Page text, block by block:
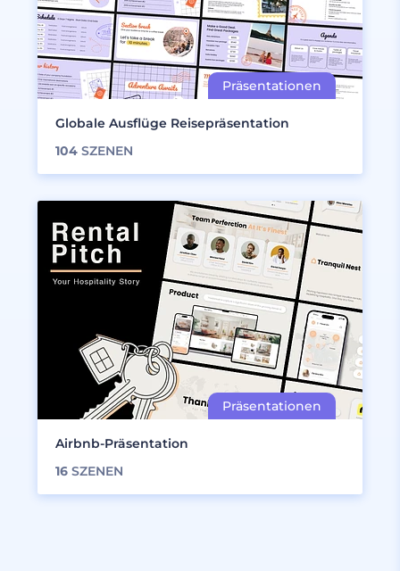
Globale Ausflüge Reisepräsentation
104 SZENEN
Airbnb-Präsentation
16 SZENEN